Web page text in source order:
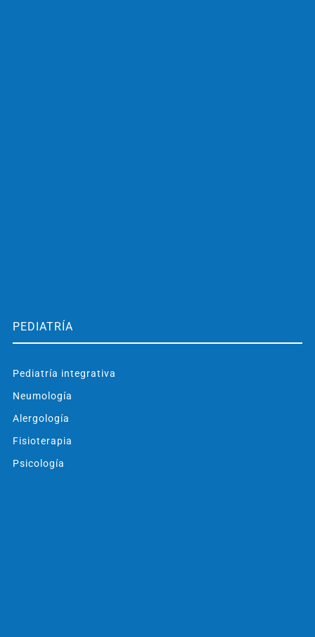
PEDIATRÍA
Pediatría integrativa
Neumología
Alergología
Fisioterapia
Psicología